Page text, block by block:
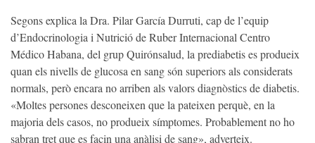
Segons explica la Dra. Pilar García Durruti, cap de l’equip
d’Endocrinologia i Nutrició de Ruber Internacional Centro
Médico Habana, del grup Quirónsalud, la prediabetis es produeix
quan els nivells de glucosa en sang són superiors als considerats
normals, però encara no arriben als valors diagnòstics de diabetis.
«Moltes persones desconeixen que la pateixen perquè, en la
majoria dels casos, no produeix símptomes. Probablement no ho
sabran tret que es facin una anàlisi de sang», adverteix.